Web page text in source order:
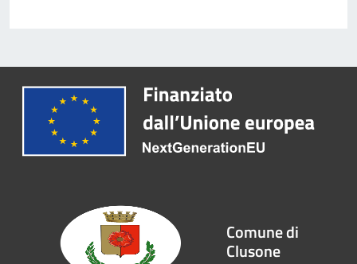
Comune di
Clusone